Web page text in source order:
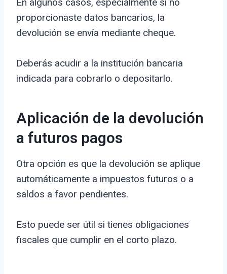
En algunos casos, especialmente si no
proporcionaste datos bancarios, la
devolución se envía mediante cheque.
Deberás acudir a la institución bancaria
indicada para cobrarlo o depositarlo.
Aplicación de la devolución
a futuros pagos
Otra opción es que la devolución se aplique
automáticamente a impuestos futuros o a
saldos a favor pendientes.
Esto puede ser útil si tienes obligaciones
fiscales que cumplir en el corto plazo.